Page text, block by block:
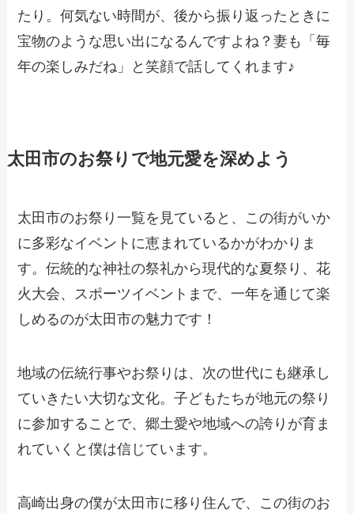
たり。何気ない時間が、後から振り返ったときに
宝物のような思い出になるんですよね？妻も「毎
年の楽しみだね」と笑顔で話してくれます♪
太田市のお祭りで地元愛を深めよう
太田市のお祭り一覧を見ていると、この街がいか
に多彩なイベントに恵まれているかがわかりま
す。伝統的な神社の祭礼から現代的な夏祭り、花
火大会、スポーツイベントまで、一年を通じて楽
しめるのが太田市の魅力です！
地域の伝統行事やお祭りは、次の世代にも継承し
ていきたい大切な文化。子どもたちが地元の祭り
に参加することで、郷土愛や地域への誇りが育ま
れていくと僕は信じています。
高崎出身の僕が太田市に移り住んで、この街のお